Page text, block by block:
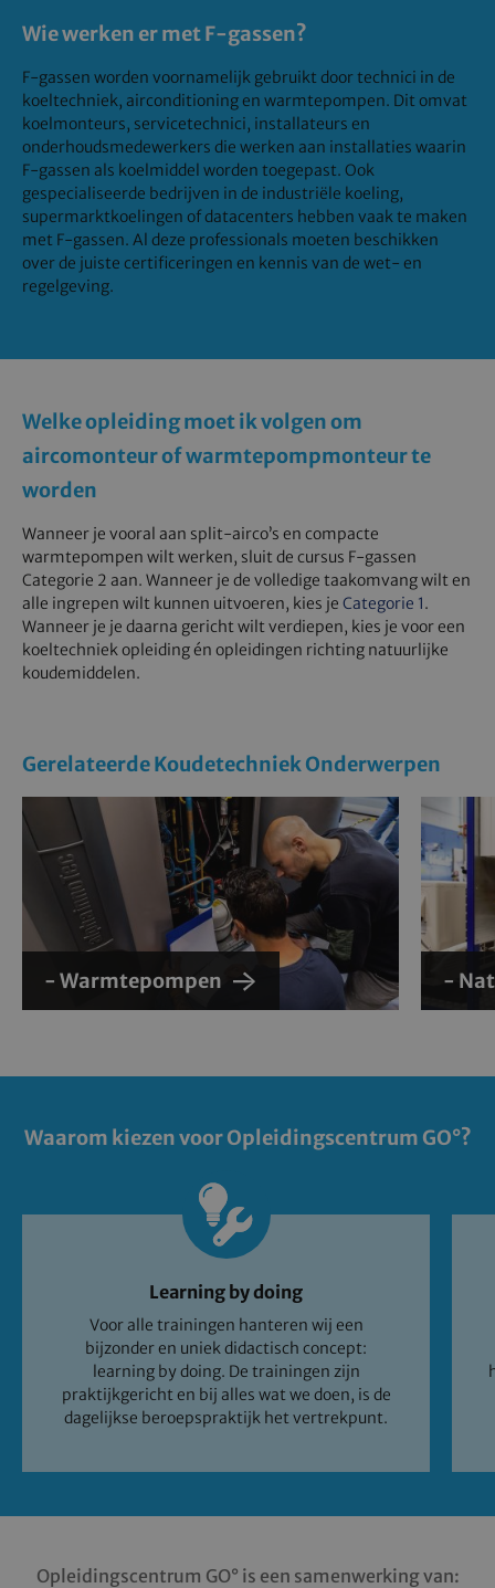
Wie werken er met F-gassen?
F-gassen worden voornamelijk gebruikt door technici in de
koeltechniek, airconditioning en warmtepompen. Dit omvat
koelmonteurs, servicetechnici, installateurs en
onderhoudsmedewerkers die werken aan installaties waarin
F-gassen als koelmiddel worden toegepast. Ook
gespecialiseerde bedrijven in de industriële koeling,
supermarktkoelingen of datacenters hebben vaak te maken
met F-gassen. Al deze professionals moeten beschikken
over de juiste certificeringen en kennis van de wet- en
regelgeving.
Welke opleiding moet ik volgen om
aircomonteur of warmtepompmonteur te
worden
Wanneer je vooral aan split-airco’s en compacte
warmtepompen wilt werken, sluit de cursus F-gassen
Categorie 2 aan. Wanneer je de volledige taakomvang wilt en
alle ingrepen wilt kunnen uitvoeren, kies je Categorie 1.
Wanneer je je daarna gericht wilt verdiepen, kies je voor een
koeltechniek opleiding én opleidingen richting natuurlijke
koudemiddelen.
Gerelateerde Koudetechniek Onderwerpen
- Warmtepompen -
Waarom kiezen voor Opleidingscentrum GO°?
Learning by doing
Voor alle trainingen hanteren wij een
bijzonder en uniek didactisch concept:
learning by doing. De trainingen zijn
praktijkgericht en bij alles wat we doen, is de
dagelijkse beroepspraktijk het vertrekpunt.
Opleidingscentrum GO° is een samenwerking van: